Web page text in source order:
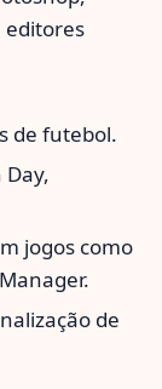
editores
de futebol.
jogos como
de